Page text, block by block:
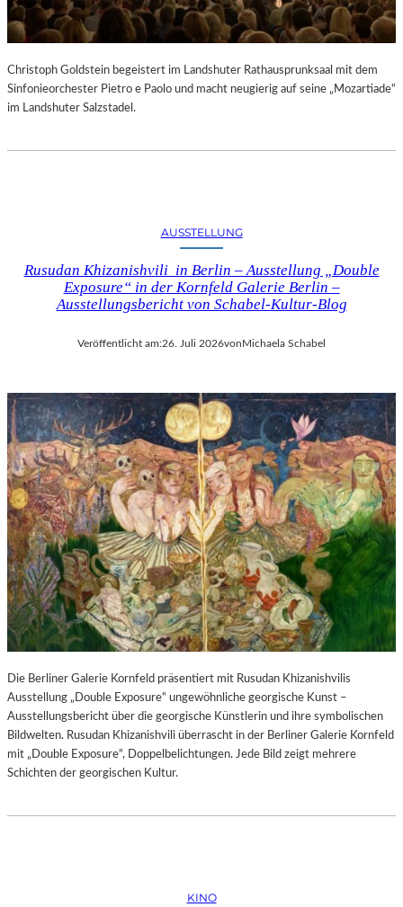
Christoph Goldstein begeistert im Landshuter Rathausprunksaal mit dem
Sinfonieorchester Pietro e Paolo und macht neugierig auf seine „Mozartiade“
im Landshuter Salzstadel.
AUSSTELLUNG
Rusudan Khizanishvili in Berlin – Ausstellung „Double
Exposure“ in der Kornfeld Galerie Berlin –
Ausstellungsbericht von Schabel-Kultur-Blog
Veröffentlicht am:26. Juli 2026von Michaela Schabel
Die Berliner Galerie Kornfeld präsentiert mit Rusudan Khizanishvilis
Ausstellung „Double Exposure“ ungewöhnliche georgische Kunst –
Ausstellungsbericht über die georgische Künstlerin und ihre symbolischen
Bildwelten. Rusudan Khizanishvili überrascht in der Berliner Galerie Kornfeld
mit „Double Exposure“, Doppelbelichtungen. Jede Bild zeigt mehrere
Schichten der georgischen Kultur.
KINO